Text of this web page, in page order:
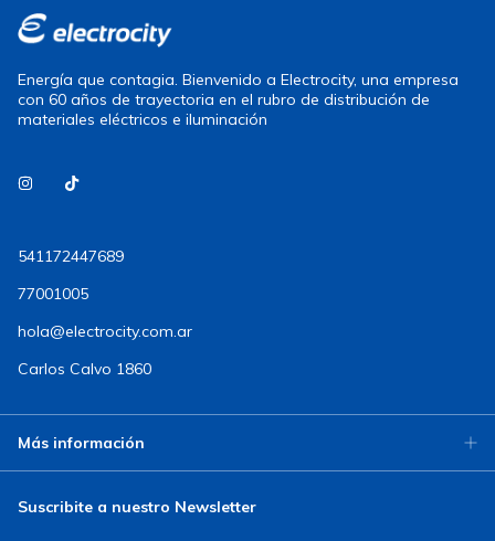
Energía que contagia. Bienvenido a Electrocity, una empresa
con 60 años de trayectoria en el rubro de distribución de
materiales eléctricos e iluminación
541172447689
77001005
hola@electrocity.com.ar
Carlos Calvo 1860
Más información
Suscribite a nuestro Newsletter